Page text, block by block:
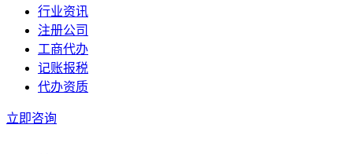
行业资讯
注册公司
工商代办
记账报税
代办资质
立即咨询